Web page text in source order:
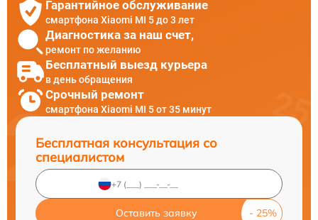
Гарантийное обслуживание
смартфона Xiaomi MI 5 до 3 лет
Диагностика за наш счет,
ремонт по желанию
Бесплатный выезд курьера
в день обращения
Срочный ремонт
смартфона Xiaomi MI 5 от 35 минут
Бесплатная консультация со
специалистом
Оставить заявку